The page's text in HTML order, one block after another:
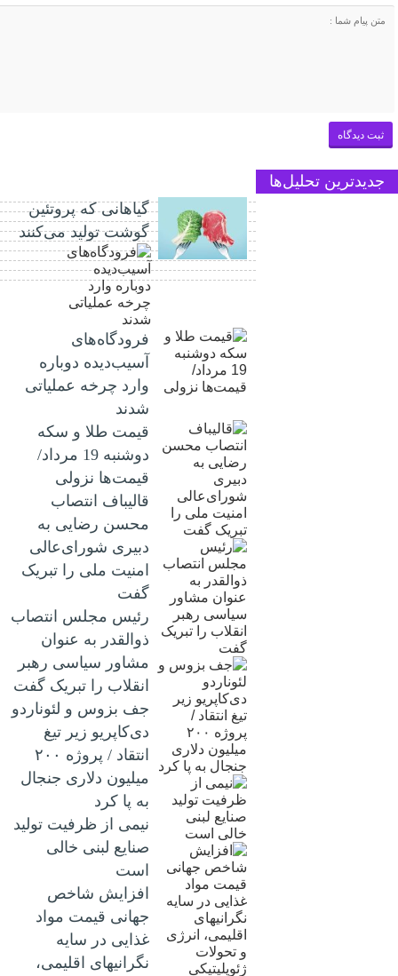
جدیدترین تحلیل‌ها
گیاهانی که پروتئین
گوشت تولید می‌کنند
فرودگاه‌های
آسیب‌دیده دوباره
وارد چرخه عملیاتی
شدند
قیمت طلا و سکه
دوشنبه 19 مرداد/
قیمت‌ها نزولی
قالیباف انتصاب
محسن رضایی به
دبیری شورای‌عالی
امنیت ملی را تبریک
گفت
رئیس مجلس انتصاب
ذوالقدر به عنوان
مشاور سیاسی رهبر
انقلاب را تبریک گفت
جف بزوس و لئوناردو
دی‌کاپریو زیر تیغ
انتقاد / پروژه ۲۰۰
میلیون دلاری جنجال
به پا کرد
نیمی از ظرفیت تولید
صنایع لبنی خالی
است
افزایش شاخص
جهانی قیمت مواد
غذایی در سایه
نگرانیهای اقلیمی،